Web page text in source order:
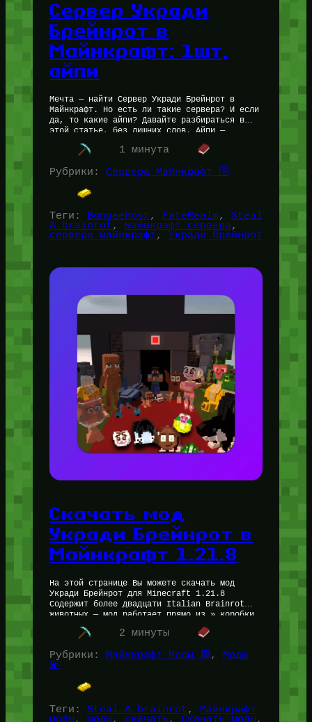
Сервер Укради
Брейнрот в
Майнкрафт: 1шт,
айпи
Мечта — найти Сервер Укради Брейнрот в
Майнкрафт. Но есть ли такие сервера? И если
да, то какие айпи? Давайте разбираться в
этой статье, без лишних слов. Айпи —
Сервер…
1 минута
Рубрики: Сервера Майнкрафт 🛜
Теги: BungeeHost, FateRealm, Steal
A brainrot, майнкрафт сервера
сервера майнкрафт, Укради брейнрот
Скачать мод
Укради Брейнрот в
Майнкрафт 1.21.8
На этой странице Вы можете скачать мод
Укради Брейнрот для Minecraft 1.21.8
Содержит более двадцати Italian Brainrot
животных — мод работает прямо из » коробки
» и не требует дополнительной…
2 минуты
Рубрики:
Майнкрафт Моды 🟩 ,
Моды
💫
Теги: Steal A brainrot, Майнкрафт
моды, моды, скачать, Скачать моды